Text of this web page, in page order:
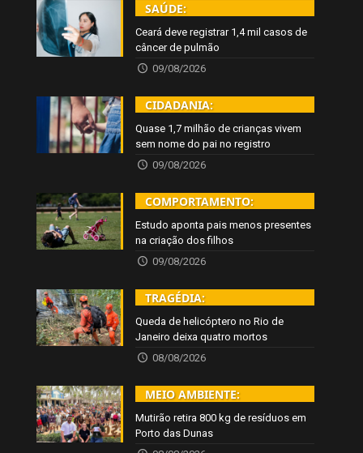
SAÚDE:
Ceará deve registrar 1,4 mil casos de
câncer de pulmão
09/08/2026
CIDADANIA:
Quase 1,7 milhão de crianças vivem
sem nome do pai no registro
09/08/2026
COMPORTAMENTO:
Estudo aponta pais menos presentes
na criação dos filhos
09/08/2026
TRAGÉDIA:
Queda de helicóptero no Rio de
Janeiro deixa quatro mortos
08/08/2026
MEIO AMBIENTE:
Mutirão retira 800 kg de resíduos em
Porto das Dunas